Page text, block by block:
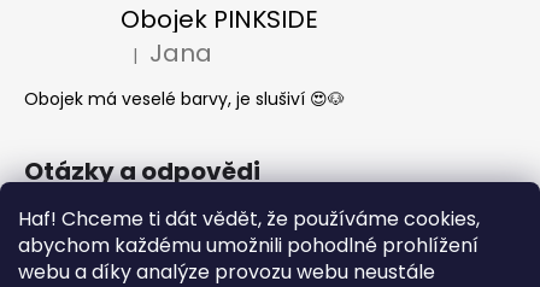
Haf! Chceme ti dát vědět, že používáme cookies,
abychom každému umožnili pohodlné prohlížení
webu a díky analýze provozu webu neustále
Obojek PINKSIDE
Hodnocení produktu je 5 z 5 hvězdiček.
| Jana
Obojek má veselé barvy, je slušiví 😍🐶
Otázky a odpovědi
Jak se start o látkové obojky a vodítka?
Kdy mi dorazí moje objednávka?